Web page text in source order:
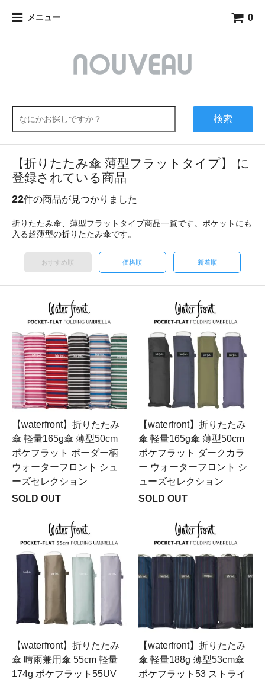
メニュー 0
検索
【折りたたみ傘 薄型フラットタイプ】 に
登録されている商品
22件の商品が見つかりました
折りたたみ傘、薄型フラットタイプ商品一覧です。ポケットにも
入る超薄型の折りたたみ傘です。
おすすめ順 価格順 新着順
【waterfront】折りたたみ
傘 軽量165g傘 薄型50cm
ポケフラット ボーダー柄
ウォーターフロント シュ
ーズセレクション
SOLD OUT
【waterfront】折りたたみ
傘 軽量165g傘 薄型50cm
ポケフラット ダークカラ
ー ウォーターフロント シ
ューズセレクション
SOLD OUT
【waterfront】折りたたみ
傘 晴雨兼用傘 55cm 軽量
174g ポケフラット55UV
【waterfront】折りたたみ
傘 軽量188g 薄型53cm傘
ポケフラット53 ストライ